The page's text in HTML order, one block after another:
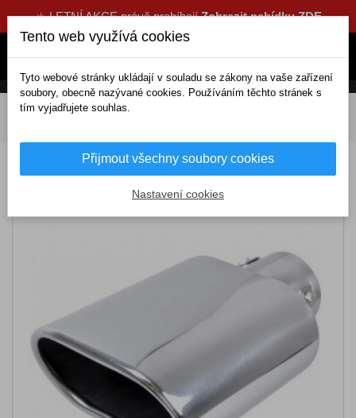
☀️ LETNÍ AKCE právě probíhajíZobrazit nabídku ZDE
DOMOV Tuning a dekorace
Koncovka výfuku (Ø výfuku do 54mm)
Tento web využívá cookies
Tyto webové stránky ukládají v souladu se zákony na vaše zařízení
soubory, obecně nazývané cookies. Používáním těchto stránek s
tím vyjadřujete souhlas.
Přijmout všechny soubory cookies
Nastavení cookies